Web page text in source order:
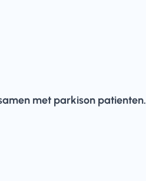
met parkison patienten.